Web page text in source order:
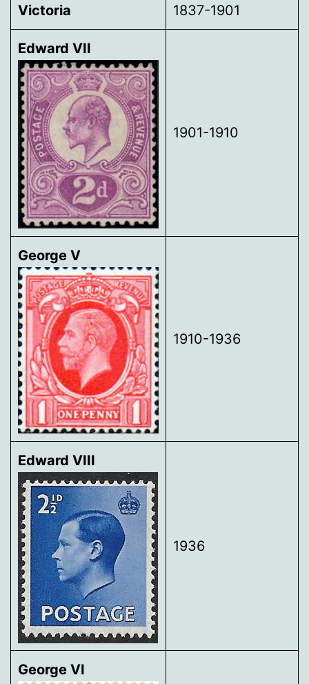
Victoria
1837-1901
Edward VII
1901-1910
George V
1910-1936
Edward VIII
1936
George VI